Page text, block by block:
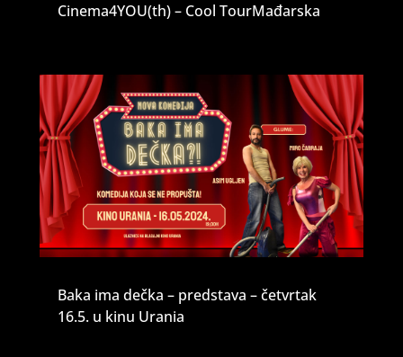
Cinema4YOU(th) – Cool TourMađarska
Baka ima dečka – predstava – četvrtak
16.5. u kinu Urania